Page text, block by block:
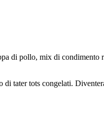
di pollo, mix di condimento
tater tots congelati.